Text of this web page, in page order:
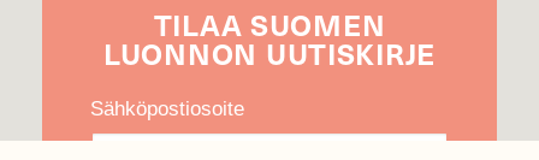
TILAA SUOMEN
LUONNON UUTIS­KIRJE
Sähköpostiosoite